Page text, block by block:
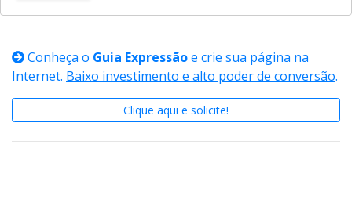
Conheça o Guia Expressão e crie sua página na
Internet. Baixo investimento e alto poder de conversão.
Clique aqui e solicite!